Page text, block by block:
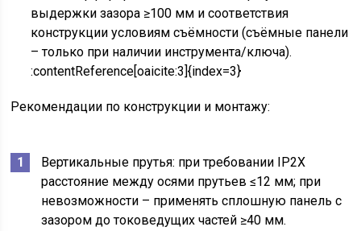
выдержки зазора ≥100 мм и соответствия
конструкции условиям съёмности (съёмные панели
– только при наличии инструмента/ключа).
:contentReference[oaicite:3]{index=3}
Рекомендации по конструкции и монтажу:
Вертикальные прутья: при требовании IP2X
расстояние между осями прутьев ≤12 мм; при
невозможности – применять сплошную панель с
зазором до токоведущих частей ≥40 мм.